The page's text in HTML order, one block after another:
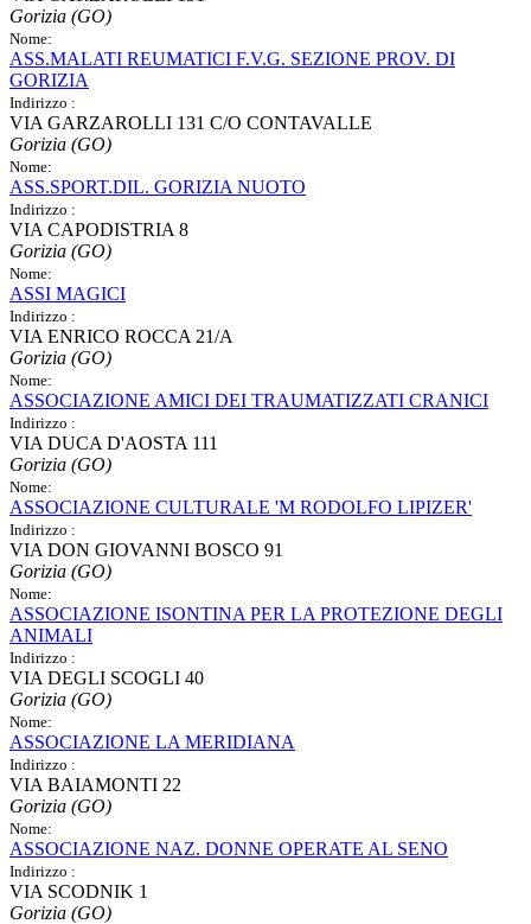
Gorizia (GO)
Nome:
ASS.MALATI REUMATICI F.V.G. SEZIONE PROV. DI
GORIZIA
Indirizzo :
VIA GARZAROLLI 131 C/O CONTAVALLE
Gorizia (GO)
Nome:
ASS.SPORT.DIL. GORIZIA NUOTO
Indirizzo :
VIA CAPODISTRIA 8
Gorizia (GO)
Nome:
ASSI MAGICI
Indirizzo :
VIA ENRICO ROCCA 21/A
Gorizia (GO)
Nome:
ASSOCIAZIONE AMICI DEI TRAUMATIZZATI CRANICI
Indirizzo :
VIA DUCA D'AOSTA 111
Gorizia (GO)
Nome:
ASSOCIAZIONE CULTURALE 'M RODOLFO LIPIZER'
Indirizzo :
VIA DON GIOVANNI BOSCO 91
Gorizia (GO)
Nome:
ASSOCIAZIONE ISONTINA PER LA PROTEZIONE DEGLI
ANIMALI
Indirizzo :
VIA DEGLI SCOGLI 40
Gorizia (GO)
Nome:
ASSOCIAZIONE LA MERIDIANA
Indirizzo :
VIA BAIAMONTI 22
Gorizia (GO)
Nome:
ASSOCIAZIONE NAZ. DONNE OPERATE AL SENO
Indirizzo :
VIA SCODNIK 1
Gorizia (GO)